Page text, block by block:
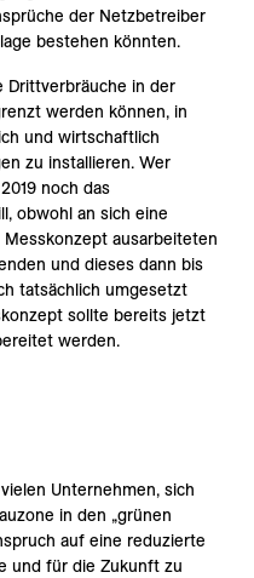
der Netzbetreiber
bestehen könnten.
Drittverbräuche in der
werden können, in
und wirtschaftlich
zu installieren. Wer
noch das
obwohl an sich eine
ausarbeiteten
und dieses dann bis
tatsächlich umgesetzt
sollte bereits jetzt
werden.
Unternehmen, sich
in den „grünen
auf eine reduzierte
und für die Zukunft zu